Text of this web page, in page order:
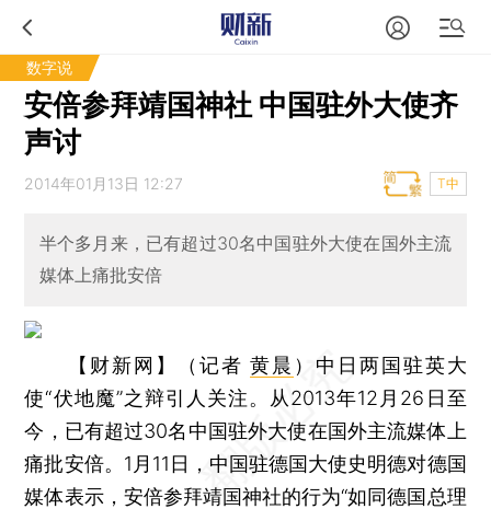
数字说
安倍参拜靖国神社 中国驻外大使齐
声讨
2014年01月13日 12:27 T中
半个多月来，已有超过30名中国驻外大使在国外主流
媒体上痛批安倍
【财新网】（记者黄晨 ） 中日两国驻英大
使“伏地魔”之辩引人关注。从2013年12月26日至
今，已有超过30名中国驻外大使在国外主流媒体上
痛批安倍。1月11日，中国驻德国大使史明德对德国
媒体表示，安倍参拜靖国神社的行为“如同德国总理